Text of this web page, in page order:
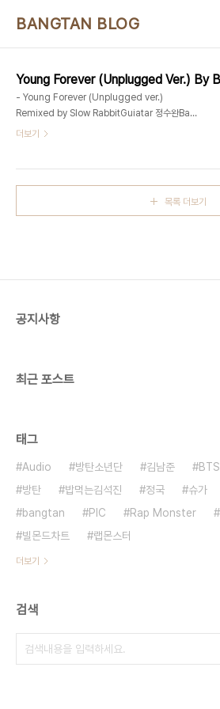
BANGTAN BLOG
- Young Forever (Unplugged ver.)
Remixed by Slow RabbitGuiatar 정수완Bass
이주영Keyboard Slow RabbitMix & Master
더보기
목록 더보기
공지사항
최근 포스트
태그
Audio 방탄소년단 김남준 BTS
방탄
밥먹는김석진 정국 슈가
bangtan
PIC Rap Monster
빌몬드차트
랩몬스터
더보기
검색